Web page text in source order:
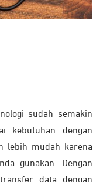
sudah semakin
kebutuhan dengan
lebih mudah karena
gunakan. Dengan
data dengan